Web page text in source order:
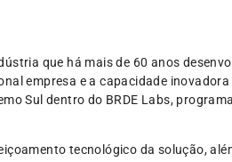
que há mais de 60 anos
empresa e a capacidade
Sul dentro do BRDE Labs,
tecnológico da solução,